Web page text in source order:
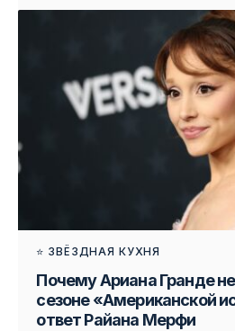
⭐ ЗВЁЗДНАЯ КУХНЯ
Почему Ариана Гранде
сезоне «Американской
ответ Райана Мерфи